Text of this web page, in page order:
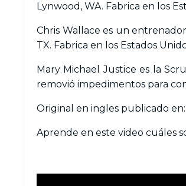
Lynwood, WA. Fabrica en los
Chris Wallace es un
TX. Fabrica en los Estados
Mary Michael Justice es la
removió impedimentos para
Original en ingles publicado en:
Aprende en este video cuáles